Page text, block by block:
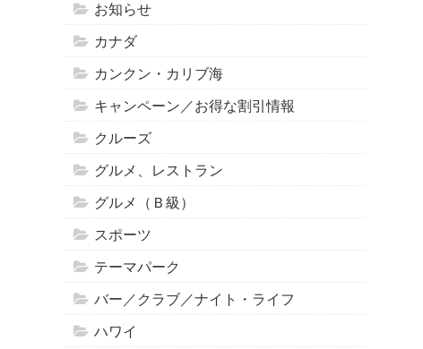
お知らせ
カナダ
カンクン・カリブ海
キャンペーン／お得な割引情報
クルーズ
グルメ、レストラン
グルメ（Ｂ級）
スポーツ
テーマパーク
バー／クラブ／ナイト・ライフ
ハワイ